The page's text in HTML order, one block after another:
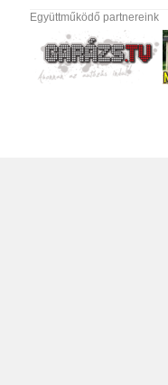
Együttműködő partnereink